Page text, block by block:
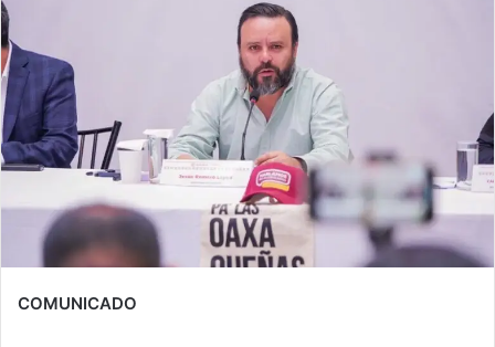
COMUNICADO